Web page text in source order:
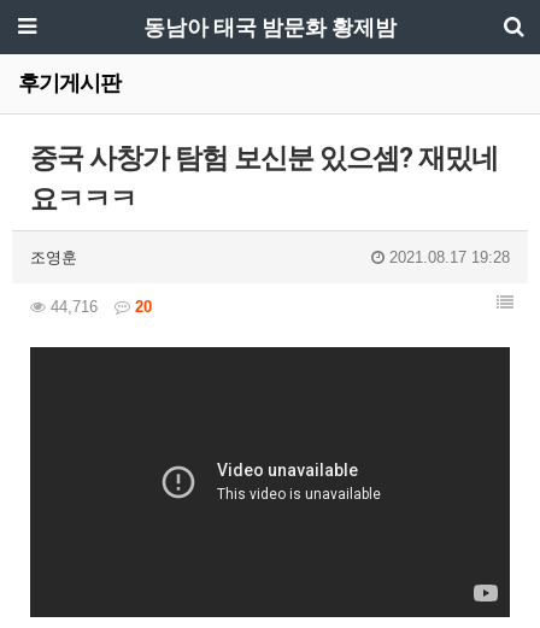
동남아 태국 밤문화 황제밤
후기게시판
중국 사창가 탐험 보신분 있으셈? 재밌네
요ㅋㅋㅋ
조영훈 2021.08.17 19:28
44,716 20